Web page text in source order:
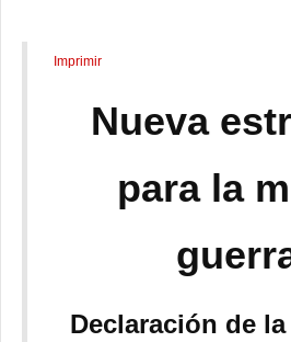
Imprimir
Nueva
para la
Declaración de la